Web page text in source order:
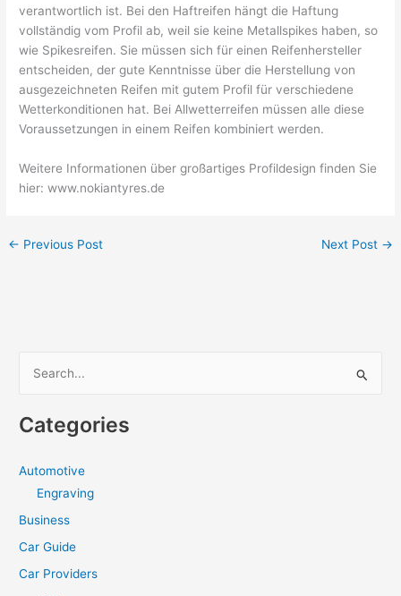
verantwortlich ist. Bei den Haftreifen hängt die Haftung
vollständig vom Profil ab, weil sie keine Metallspikes haben, so
wie Spikesreifen. Sie müssen sich für einen Reifenhersteller
entscheiden, der gute Kenntnisse über die Herstellung von
ausgezeichneten Reifen mit gutem Profil für verschiedene
Wetterkonditionen hat. Bei Allwetterreifen müssen alle diese
Voraussetzungen in einem Reifen kombiniert werden.
Weitere Informationen über großartiges Profildesign finden Sie
hier: www.nokiantyres.de
← Previous Post Next Post →
r
r
:
Categories
Automotive
Engraving
Business
Car Guide
Car Providers